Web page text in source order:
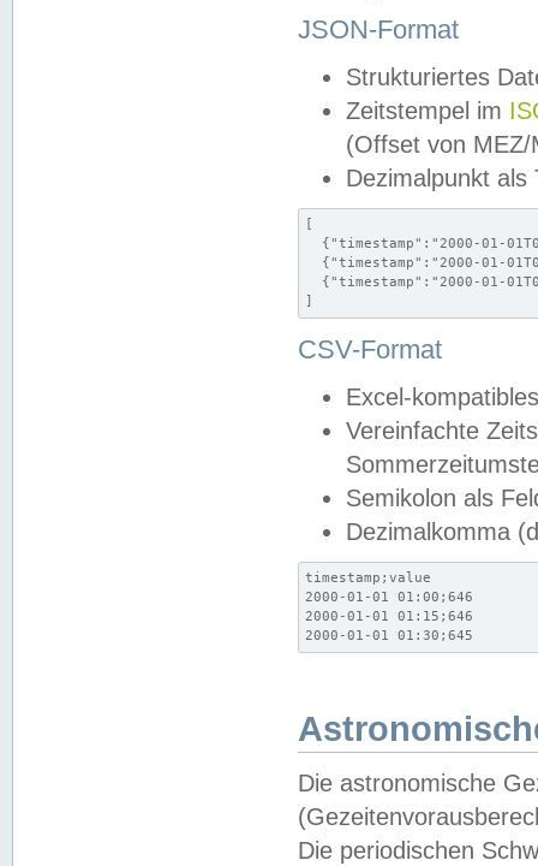
JSON-Format
Strukturiertes
Zeitstempel im
(Offset von MEZ/
Dezimalpunkt als
[
{"timestamp":"2000-01-
{"timestamp":"2000-01-
{"timestamp":"2000-01-
]
CSV-Format
Excel-
Vereinfachte
Semikolon als
Dezimalkomma
timestamp;value
2000-01-01 01:00;646
2000-01-01 01:15;646
2000-01-01 01:30;645
Die astronomische
Die periodischen